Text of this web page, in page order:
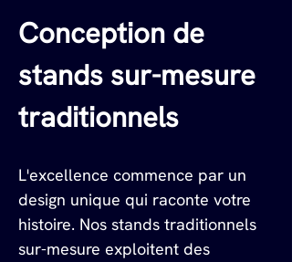
Conception de
stands sur-mesure
traditionnels
L'excellence commence par un
design unique qui raconte votre
histoire. Nos stands traditionnels
sur-mesure exploitent des